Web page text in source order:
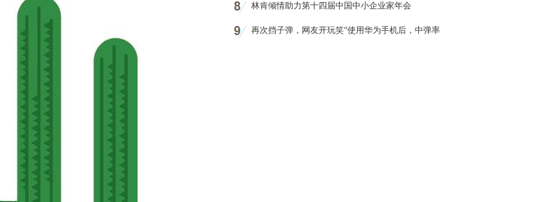
林肯倾情助力第十四届中国中小企业家年会
再次挡子弹，网友开玩笑“使用华为手机后，中弹率